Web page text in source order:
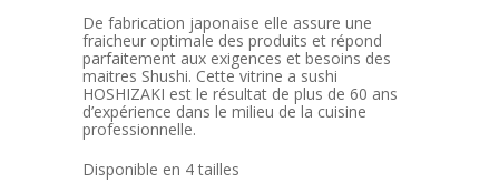
De fabrication japonaise elle assure une
fraicheur optimale des produits et répond
parfaitement aux exigences et besoins des
maitres Shushi. Cette vitrine a sushi
HOSHIZAKI est le résultat de plus de 60 ans
d’expérience dans le milieu de la cuisine
professionnelle.
Disponible en 4 tailles